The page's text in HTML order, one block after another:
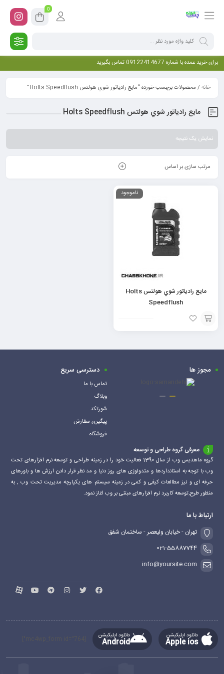
0
برای خرید عمده با شماره 09122414677 تماس بگیرید
خانه/ محصولات برچسب خورده “مايع رادياتور شوي هولتس Holts Speedflush”
مايع رادياتور شوي هولتس Holts Speedflush
نمایش یک نتیجه
مرتب سازی بر اساس
ناموجود
مايع رادياتور شوي هولتس Holts
Speedflush
افزودن
به
مجوز ها دسترسی سریع
تماس با ما
وبلاگ
شورتکد
پیگیری سفارش
فروشگاه
معرفی گروه طراحی و توسعه
گروه ماهدیس وب از سال 1390 فعالیت خود را در زمینه طراحی و توسعه نرم افزارهای تحت
وب با توجه به استانداردها و متدولوژی های روز دنیا و مد نظر قرار دادن ارزش ها و باورهای
حرفه ای و نیز مطالعات کیفی و کمی در زمینه سیستم های یکپارچه مدیریت تحت وب , به
منظور طرح,توسعه کاربرد نرم افزارهای مبتنی بر وب اغاز نمود.
ارتباط با ما
تهران - خیابان ولیعصر - ساختمان شفق
021-55887744
info@yoursite.com
دانلود اپلیکیشن
Apple ios
دانلود اپلیکیشن
Android